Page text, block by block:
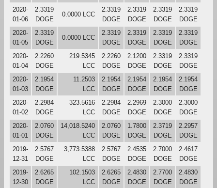
2020-
01-06
2.3319
DOGE
0.0000 LCC
2.3319
DOGE
2.3319
DOGE
2.3319
DOGE
2.3319
DOGE
2020-
01-05
2.3319
DOGE
0.0000 LCC
2.3319
DOGE
2.3319
DOGE
2.3319
DOGE
2.3319
DOGE
2020-
01-04
2.2260
DOGE
219.5345
LCC
2.2260
DOGE
2.1200
DOGE
2.3319
DOGE
2.3319
DOGE
2020-
01-03
2.1954
DOGE
11.2503
LCC
2.1954
DOGE
2.1954
DOGE
2.1954
DOGE
2.1954
DOGE
2020-
01-02
2.2984
DOGE
323.5616
LCC
2.2984
DOGE
2.2969
DOGE
2.3000
DOGE
2.3000
DOGE
2020-
01-01
2.0760
DOGE
14,018.5240
LCC
2.0760
DOGE
1.7800
DOGE
2.3719
DOGE
2.2957
DOGE
2019-
12-31
2.5767
DOGE
3,773.5388
LCC
2.5767
DOGE
2.4535
DOGE
2.7000
DOGE
2.4617
DOGE
2019-
12-30
2.6265
DOGE
102.1503
LCC
2.6265
DOGE
2.4830
DOGE
2.7700
DOGE
2.4830
DOGE